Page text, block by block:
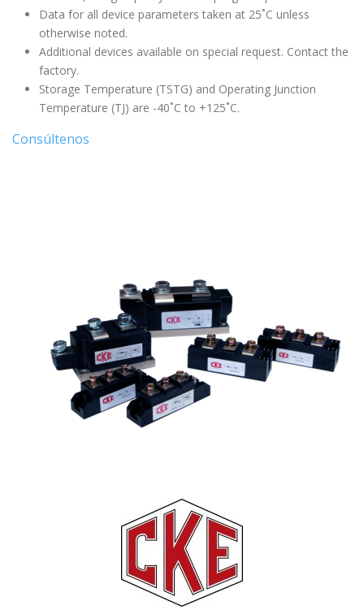
Data for all device parameters taken at 25˚C unless
otherwise noted.
Additional devices available on special request. Contact the
factory.
Storage Temperature (TSTG) and Operating Junction
Temperature (TJ) are -40˚C to +125˚C.
Consúltenos